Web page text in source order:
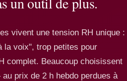
vivent une tension RH unique :
la voix", trop petites pour
complet. Beaucoup choisissent
prix de 2 h hebdo perdues à